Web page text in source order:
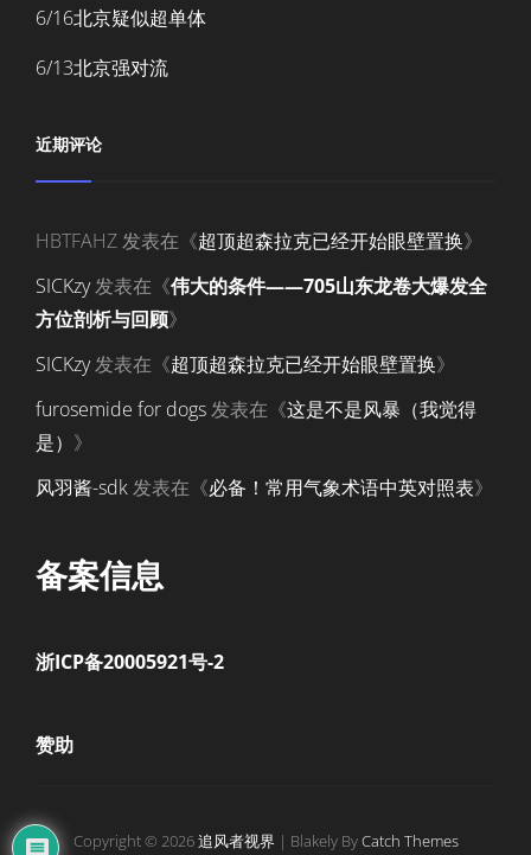
6/16北京疑似超单体
6/13北京强对流
近期评论
HBTFAHZ发表在《超顶超森拉克已经开始眼壁置换》
SICKzy发表在《伟大的条件——705山东龙卷大爆发全
方位剖析与回顾》
SICKzy发表在《超顶超森拉克已经开始眼壁置换》
furosemide for dogs发表在《这是不是风暴（我觉得
是） 》
风羽酱-sdk发表在《必备！常用气象术语中英对照表》
备案信息
浙ICP备20005921号-2
赞助
Copyright © 2026追风者视界 | Blakely ByCatch Themes